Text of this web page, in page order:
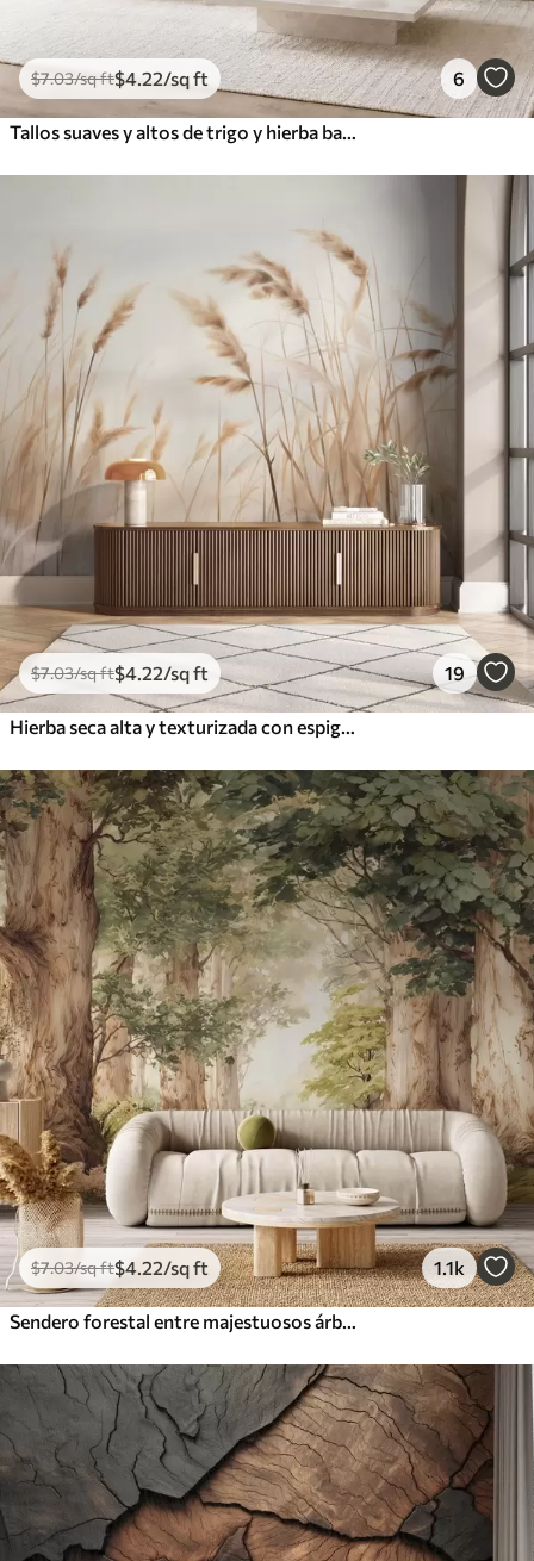
$7.03/sq ft$4.22/sq ft 6
$7.03/sq ft$4 .22/sq ft 19
$7.03/sq ft$4 .22/sq ft 1.1k